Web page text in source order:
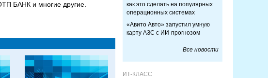
БАНК и многие другие.
как это сделать на популярных
операционных системах
«Авито Авто» запустил умную
карту АЗС с ИИ-прогнозом
Все новости
ИТ-КЛАСС